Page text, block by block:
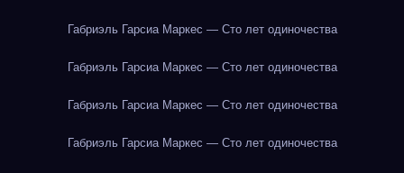
Габриэль Гарсиа Маркес — Сто лет одиночества
Габриэль Гарсиа Маркес — Сто лет одиночества
Габриэль Гарсиа Маркес — Сто лет одиночества
Габриэль Гарсиа Маркес — Сто лет одиночества